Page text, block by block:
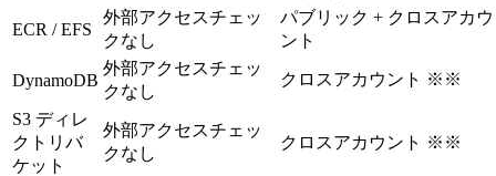
ECR / EFS
外部アクセスチェッ
クなし
パブリック + クロスアカウ
ント
DynamoDB
外部アクセスチェッ
クなし
クロスアカウント ※※
S3 ディレ
クトリバ
ケット
外部アクセスチェッ
クなし
クロスアカウント ※※